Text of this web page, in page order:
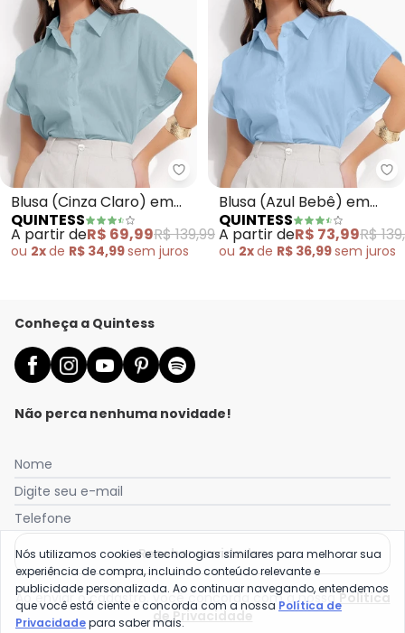
Quintess - Blusa (Cinza Claro)
Blusa (Cinza Claro) em
Tricoline
QUINTESS
A partir deR$ 69,99R$ 139,99
ou 2xde R$ 34,99sem juros
Blusa (Azul Bebê) em
Tricoline
QUINTESS
A partir deR$ 73,99R$
ou 2xde R$ 36,99sem juros
Conheça a Quintess
Não perca nenhuma novidade!
Nome
Digite seu e-mail
Telefone
Receber novidades
Ao enviar o cadastro, você concorda com a nossa Política
de Privacidade
Nós utilizamos cookies e tecnologias similares para melhorar sua
experiência de compra, incluindo conteúdo relevante e
publicidade personalizada. Ao continuar navegando, entendemos
que você está ciente e concorda com a nossa Política de
Privacidadepara saber mais.